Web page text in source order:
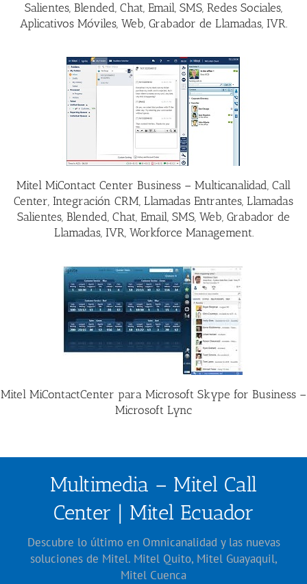
Salientes, Blended, Chat, Email, SMS, Redes Sociales,
Aplicativos Móviles, Web, Grabador de Llamadas, IVR.
Mitel MiContact Center Business – Multicanalidad, Call
Center, Integración CRM, Llamadas Entrantes, Llamadas
Salientes, Blended, Chat, Email, SMS, Web, Grabador de
Llamadas, IVR, Workforce Management.
Mitel MiContactCenter para Microsoft Skype for Business –
Microsoft Lync
Multimedia – Mitel Call
Center | Mitel Ecuador
Descubre lo último en Omnicanalidad y las nuevas
soluciones de Mitel. Mitel Quito, Mitel Guayaquil,
Mitel Cuenca